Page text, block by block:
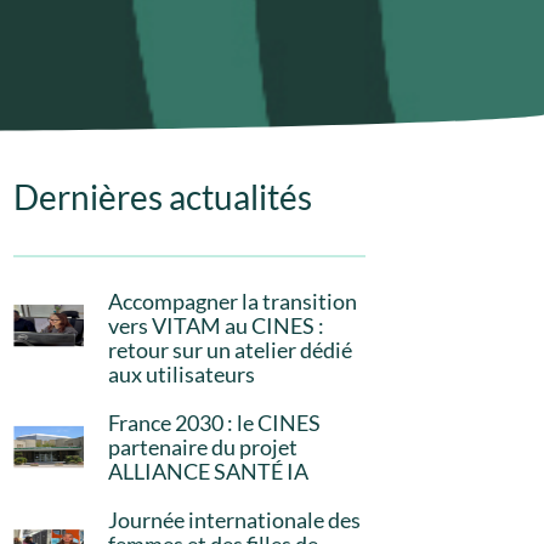
Dernières actualités
Accompagner la transition
vers VITAM au CINES :
retour sur un atelier dédié
aux utilisateurs
France 2030 : le CINES
partenaire du projet
ALLIANCE SANTÉ IA
Journée internationale des